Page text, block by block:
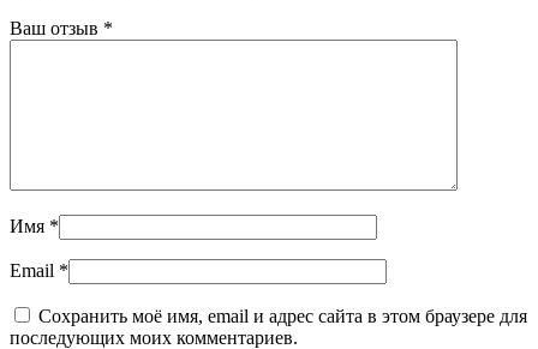
Ваш отзыв *
Имя *
Email *
Сохранить моё имя, email и адрес сайта в этом браузере для
последующих моих комментариев.